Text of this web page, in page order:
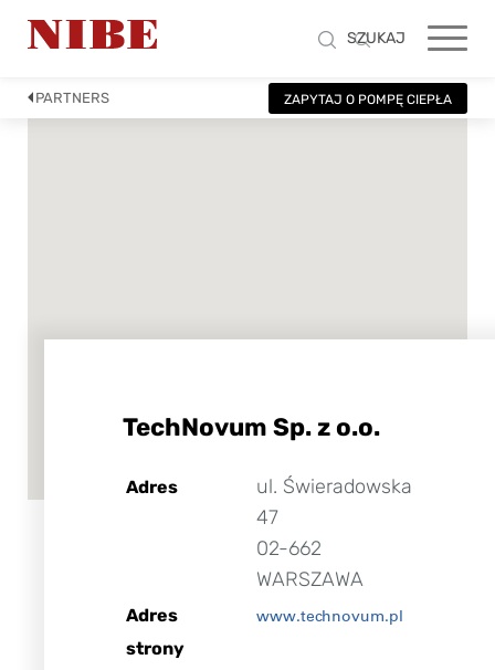
SZUKAJ
PARTNERS ZAPYTAJ O POMPĘ CIEPŁA
TechNovum Sp. z o.o.
Adres
ul. Świeradowska
47
02-662
WARSZAWA
Adres
strony
www.technovum.pl